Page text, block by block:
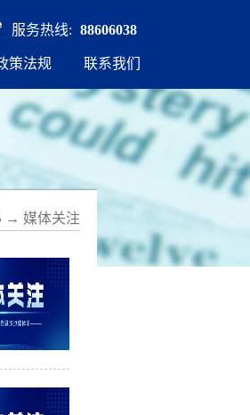
服务热线: 88606038
策法规 联系我们
→ 媒体关注